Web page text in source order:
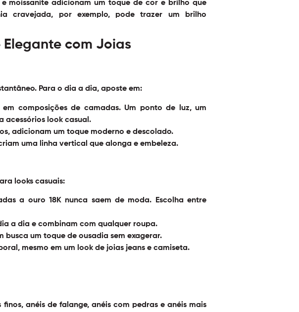
moissanite adicionam um toque de cor e brilho que
cravejada, por exemplo, pode trazer um brilho
Elegante com Joias
Para o dia a dia, aposte em:
composições de camadas. Um ponto de luz, um
acessórios look casual .
adicionam um toque moderno e descolado.
uma linha vertical que alonga e embeleza.
looks casuais:
a ouro 18K nunca saem de moda. Escolha entre
a dia e combinam com qualquer roupa.
busca um toque de ousadia sem exagerar.
mesmo em um look de joias jeans e camiseta.
anéis de falange, anéis com pedras e anéis mais